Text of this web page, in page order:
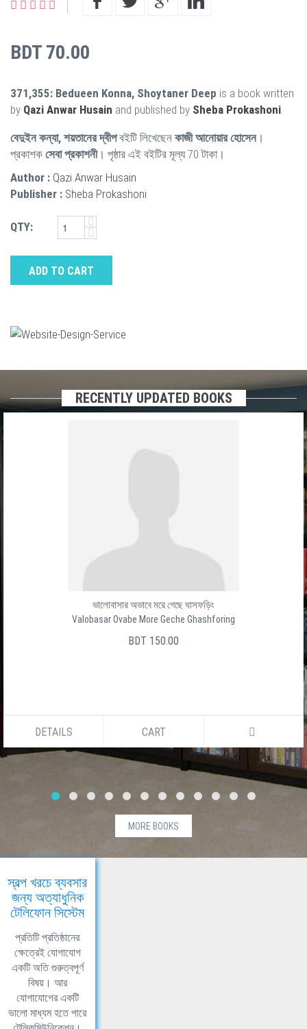
BDT 70.00
371,355: Bedueen Konna, Shoytaner Deep is a book written
by Qazi Anwar Husain and published by Sheba Prokashoni
বেদুইন কন্যা, শয়তানের দ্বীপবইটি লিখেছেন কাজী আনোয়ার হোসেন।
প্রকাশক সেবা প্রকাশনী। পৃষ্ঠার এই বইটির মূল্য 70 টাকা।
Author : Qazi Anwar Husain
Publisher : Sheba Prokashoni
QTY:
ADD TO CART
RECENTLY UPDATED BOOKS
ভালোবাসার অভাবে মরে গেছে ঘাসফড়িং
Valobasar Ovabe More Geche Ghashforing
BDT 150.00
DETAILS CART
MORE BOOKS
স্বল্প খরচে ব্যবসার
জন্য অত্যাধুনিক
টেলিফোন সিস্টেম
প্রতিটি প্রতিষ্ঠানের
ক্ষেত্রেই যোগাযোগ
একটি অতি গুরুত্বপূর্ণ
বিষয়। আর
যোগাযোগের একটি
ভালো মাধ্যম হতে পারে